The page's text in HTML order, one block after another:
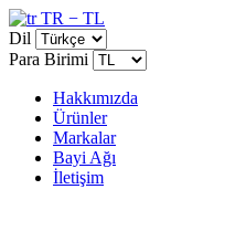
TR − TL
Dil
Para Birimi
Hakkımızda
Ürünler
Markalar
Bayi Ağı
İletişim